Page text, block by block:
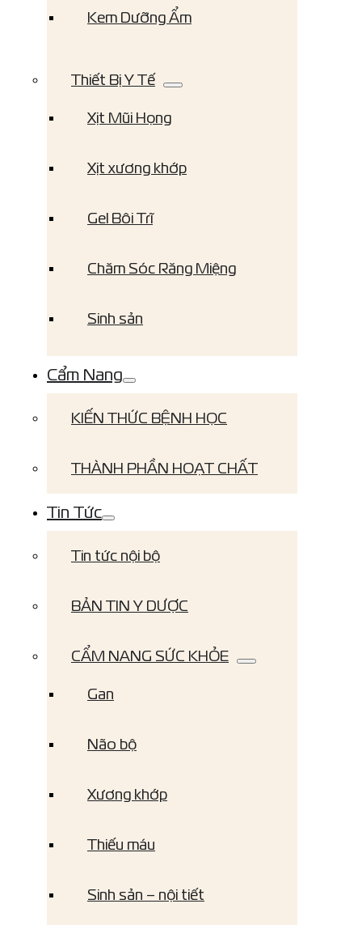
Kem Dưỡng Ẩm
Thiết Bị Y Tế
Xịt Mũi Họng
Xịt xương khớp
Gel Bôi Trĩ
Chăm Sóc Răng Miệng
Sinh sản
Cẩm Nang
KIẾN THỨC BỆNH HỌC
THÀNH PHẦN HOẠT CHẤT
Tin Tức
Tin tức nội bộ
BẢN TIN Y DƯỢC
CẨM NANG SỨC KHỎE
Gan
Não bộ
Xương khớp
Thiếu máu
Sinh sản – nội tiết